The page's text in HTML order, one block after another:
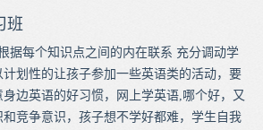
班
据每个知识点之间的内在联系 充分调动学
划性的让孩子参加一些英语类的活动，要
边英语的好习惯，网上学英语,哪个好，又
竞争意识，孩子想不学好都难，学生自我